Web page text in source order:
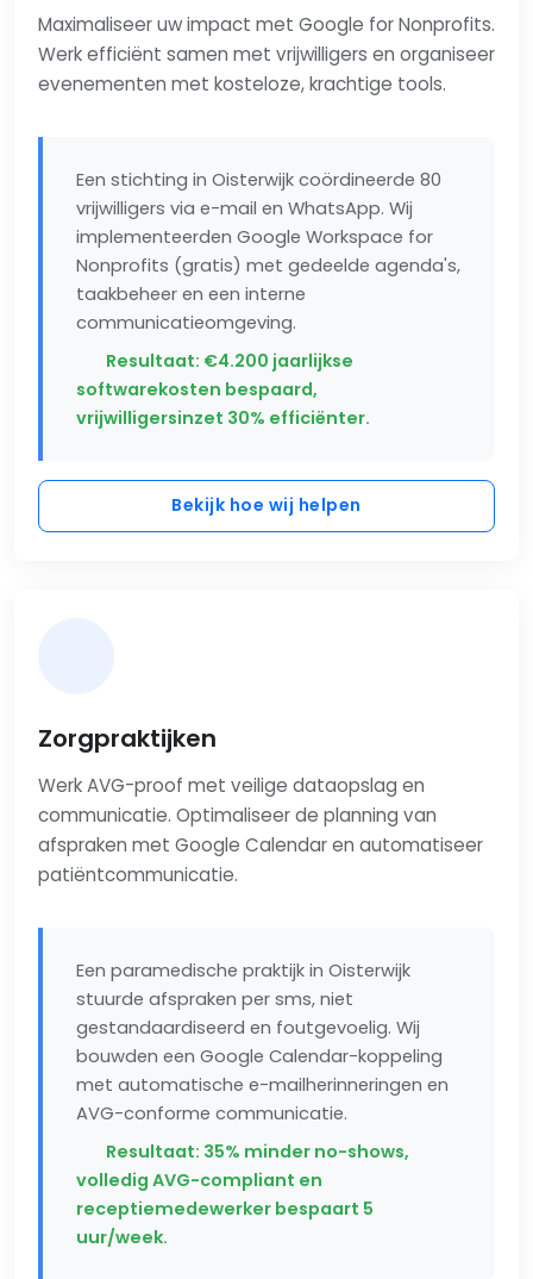
Maximaliseer uw impact met Google for Nonprofits.
Werk efficiënt samen met vrijwilligers en organiseer
evenementen met kosteloze, krachtige tools.
Een stichting in Oisterwijk coördineerde 80
vrijwilligers via e-mail en WhatsApp. Wij
implementeerden Google Workspace for
Nonprofits (gratis) met gedeelde agenda's,
taakbeheer en een interne
communicatieomgeving.
Resultaat: €4.200 jaarlijkse
softwarekosten bespaard,
vrijwilligersinzet 30% efficiënter.
Bekijk hoe wij helpen
Zorgpraktijken
Werk AVG-proof met veilige dataopslag en
communicatie. Optimaliseer de planning van
afspraken met Google Calendar en automatiseer
patiëntcommunicatie.
Een paramedische praktijk in Oisterwijk
stuurde afspraken per sms, niet
gestandaardiseerd en foutgevoelig. Wij
bouwden een Google Calendar-koppeling
met automatische e-mailherinneringen en
AVG-conforme communicatie.
Resultaat: 35% minder no-shows,
volledig AVG-compliant en
receptiemedewerker bespaart 5
uur/week.